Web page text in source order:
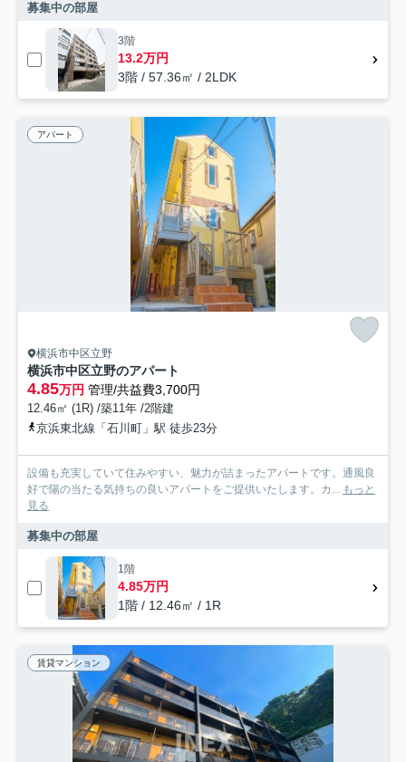
募集中の部屋
3階
13.2万円
3階 / 57.36㎡ / 2LDK
アパート
横浜市中区立野
横浜市中区立野のアパート
4.85万円 管理/共益費3,700円
12.46㎡ (1R) /築11年 /2階建
京浜東北線「石川町」駅 徒歩23分
設備も充実していて住みやすい、魅力が詰まったアパートです。通風良
好で陽の当たる気持ちの良いアパートをご提供いたします。カ... もっと
見る
募集中の部屋
1階
4.85万円
1階 / 12.46㎡ / 1R
賃貸マンション